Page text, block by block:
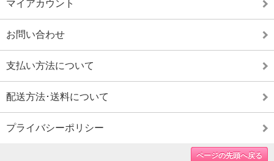
マイアカウント
お問い合わせ
支払い方法について
配送方法･送料について
プライバシーポリシー
ページの先頭へ戻る